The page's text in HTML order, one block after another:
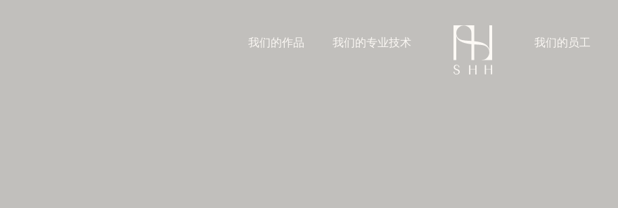
我们的作品 我们的专业技术 我们的员工